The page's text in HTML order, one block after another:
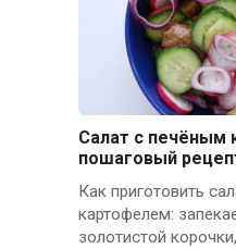
Салат с печёным
пошаговый
Как приготовить
картофелем:
золотистой